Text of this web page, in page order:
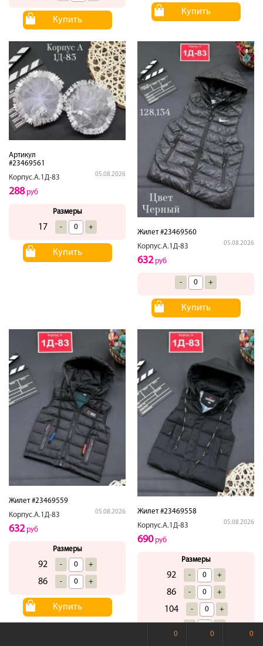
Купить
Купить
Артикул
#23469561
Корпус.А.1Д-83
05.08.2026
288руб
Размеры
17 - +
Купить
Жилет #23469560
Корпус.А.1Д-83
05.08.2026
632руб
- +
Купить
Жилет #23469559
Корпус.А.1Д-83
05.08.2026
632руб
Размеры
92 - +
86 - +
Купить
Жилет #23469558
Корпус.А.1Д-83
05.08.2026
690руб
Размеры
92 - +
86 - +
104 - +
0 0 0